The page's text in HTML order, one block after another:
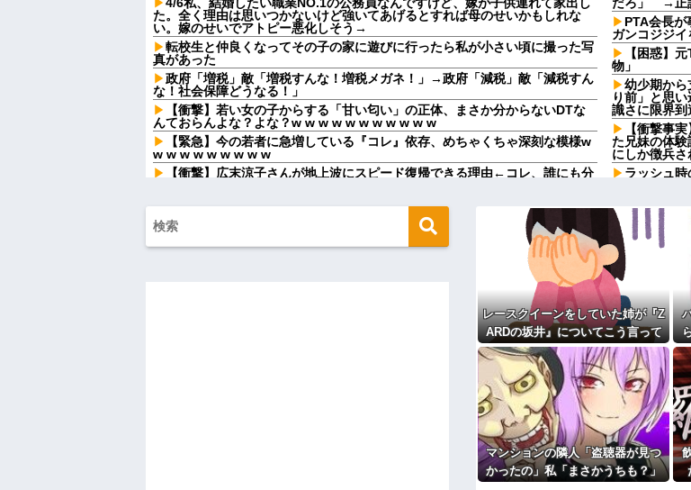
た。全く理由は思いつかないけど強いてあげるとすれば母のせいかもしれな
い。嫁のせいでアトピー悪化しそう→
転校生と仲良くなってその子の家に遊びに行ったら私が小さい頃に撮った写
真があった
政府「増税」敵「増税すんな！増税メガネ！」→政府「減税」敵「減税すん
な！社会保障どうなる！」
【衝撃】若い女の子からする「甘い匂い」の正体、まさか分からないDTな
んておらんよな？よな？w w w w w w w w w w w
【緊急】今の若者に急増している『コレ』依存、めちゃくちゃ深刻な模様w
w w w w w w w w w
【衝撃】広末涼子さんが地上波にスピード復帰できる理由←コレ、誰にも分
みい山作者、みいちゃんでチー牛なのではという疑惑が生まれるｗｗｗｗｗ
ｗｗ
毒親に育てられた義姉夫の可哀想アピールがイライラする。
高齢独身彼女無しなのが不思議ってよく言われるけど、女と人付き合いとか
私「統合失調症の薬が盗まれた！」→キチママ「大量に与えたら娘が病院に
運ばれた！ヤバい薬！」私「えっ」→盗まれた薬が思わぬ形で使われていて…
冷凍庫パンパン問題がずっと付きまとっている。ふるさと納税も頼みたいけ
飲み屋でケンカした相手をコロした男の弁護をした。そして数年後、因果応
中1の息子が上級生にイジメに遭っているらしい。「男なんだから一発殴っ
死ねだのクソ親父だのうるさかった反抗期の娘が托卵だったことが発覚。嫁
ハードオフに売っていた4万4000円のフィギュアがヤバすぎるｗｗｗｗｗｗ
私「ちょっと、人の家の金庫触らないでよ！」キチママ『そこに金庫があっ
PTA会長
ガンコジジ
【困惑】
物」
幼少期から
り前」と思
識さに限界
【衝撃事
た兄妹の体
にしか徴兵さ
ラッシュ
り前」と思
識さに限界
「お母さん
【規格外】
てけ
自分の心を
東京生ま
方出身の同
つき扱いし
【衝撃】嫁
るｗｗｗｗ
「私さんは
愛し勝手に
てるのが面
ウトのセク
てたらご褒
るさい」と
アタシ何歳
レースクイーンをしていた姉が『Z
ARDの坂井』についてこう言って
いた
マンションの隣人「盗聴器が見つ
かったの」私「まさかうちも？」